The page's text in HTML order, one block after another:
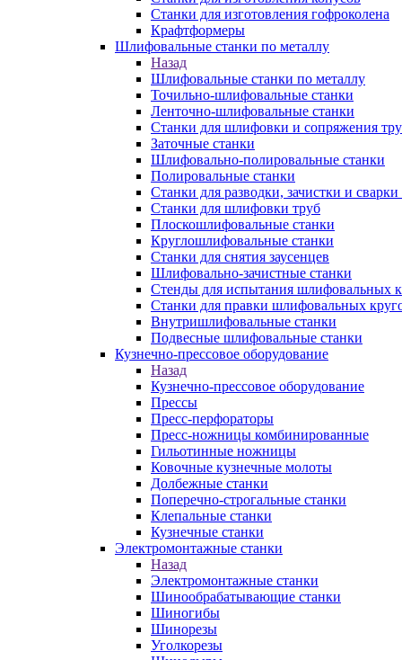
Станки для изготовления гофроколена
Крафтформеры
Шлифовальные станки по металлу
Назад
Шлифовальные станки по металлу
Точильно-шлифовальные станки
Ленточно-шлифовальные станки
Станки для шлифовки и сопряжения
Заточные станки
Шлифовально-полировальные станки
Полировальные станки
Станки для разводки, зачистки и сварки
Станки для шлифовки труб
Плоскошлифовальные станки
Круглошлифовальные станки
Станки для снятия заусенцев
Шлифовально-зачистные станки
Стенды для испытания шлифовальных
Станки для правки шлифовальных
Внутришлифовальные станки
Подвесные шлифовальные станки
Кузнечно-прессовое оборудование
Назад
Кузнечно-прессовое оборудование
Прессы
Пресс-перфораторы
Пресс-ножницы комбинированные
Гильотинные ножницы
Ковочные кузнечные молоты
Долбежные станки
Поперечно-строгальные станки
Клепальные станки
Кузнечные станки
Электромонтажные станки
Назад
Электромонтажные станки
Шинообрабатывающие станки
Шиногибы
Шинорезы
Уголкорезы